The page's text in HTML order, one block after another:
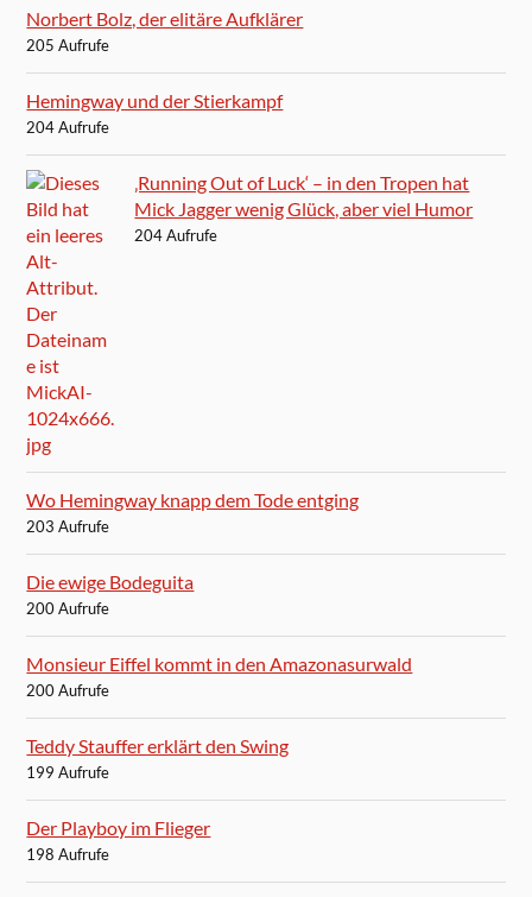
Norbert Bolz, der elitäre Aufklärer
205 Aufrufe
Hemingway und der Stierkampf
204 Aufrufe
‚Running Out of Luck‘ – in den Tropen hat
Mick Jagger wenig Glück, aber viel Humor
204 Aufrufe
Wo Hemingway knapp dem Tode entging
203 Aufrufe
Die ewige Bodeguita
200 Aufrufe
Monsieur Eiffel kommt in den Amazonasurwald
200 Aufrufe
Teddy Stauffer erklärt den Swing
199 Aufrufe
Der Playboy im Flieger
198 Aufrufe